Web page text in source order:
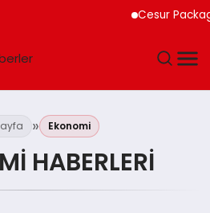
Cesur Packaging,
Ekonomi
HABERLERI